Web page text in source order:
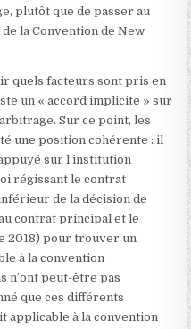
plutôt que de passer au
la Convention de New
quels facteurs sont pris en
un « accord implicite » sur
Sur ce point, les
une position cohérente : il
sur l’institution
régissant le contrat
de la décision de
contrat principal et le
2018) pour trouver un
à la convention
n’ont peut-être pas
que ces différents
applicable à la convention